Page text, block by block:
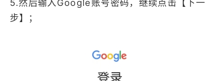
5.然后输入Google账号密码，继续点击【下一
步】；